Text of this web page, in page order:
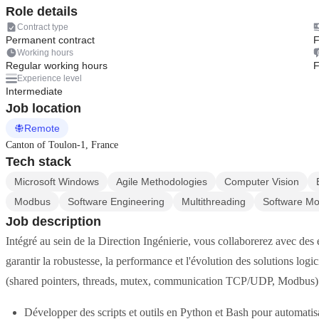
Role details
Contract type
Permanent contract
Working hours
Regular working hours
Experience level
Intermediate
Job location
Remote
Canton of Toulon-1, France
Tech stack
Microsoft Windows Agile Methodologies Computer Vision
Modbus
Software Engineering Multithreading Software
Job description
Intégré au sein de la Direction Ingénierie, vous collaborerez avec
garantir la robustesse, la performance et l'évolution des solutions
(shared pointers, threads, mutex, communication TCP/UDP,
Développer des scripts et outils en Python et Bash pour